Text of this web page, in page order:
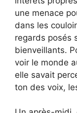
une menace
dans les
regards posés
bienveillants.
voir le monde
elle savait
ton des voix,